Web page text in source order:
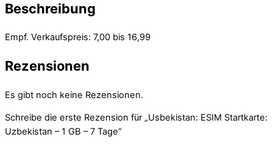
Beschreibung
Empf. Verkaufspreis: 7,00 bis 16,99
Rezensionen
Es gibt noch keine Rezensionen.
Schreibe die erste Rezension für „Usbekistan: ESIM Startkarte:
Uzbekistan – 1 GB – 7 Tage“